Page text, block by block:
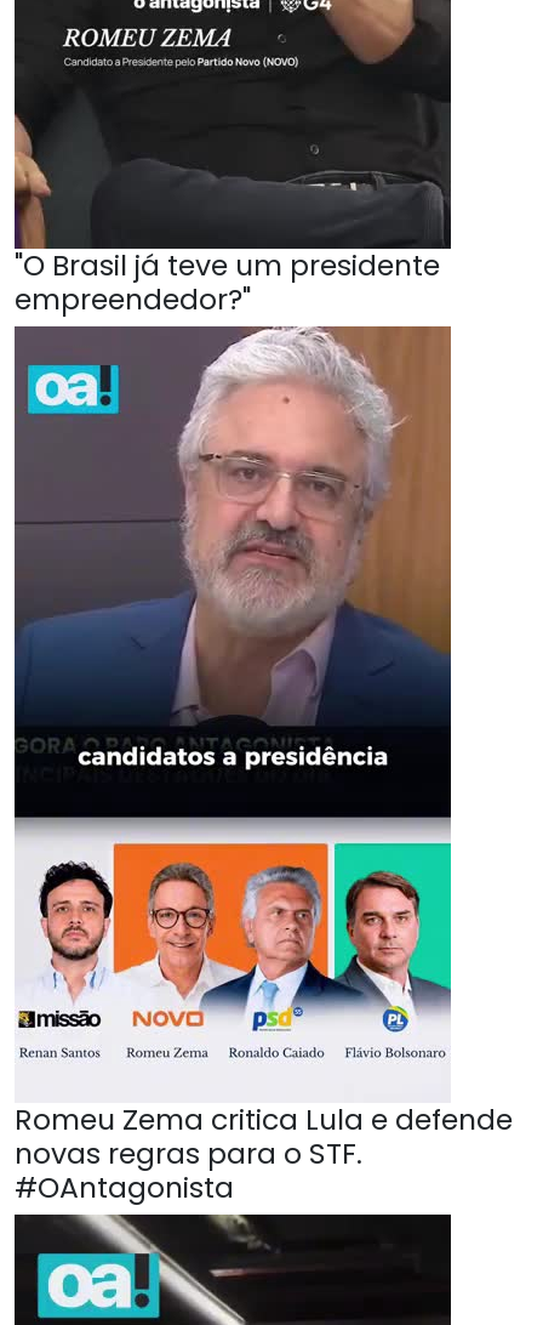
"O Brasil já teve um presidente
empreendedor?"
Romeu Zema critica Lula e defende
novas regras para o STF.
#OAntagonista